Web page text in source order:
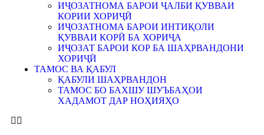
ИҶОЗАТНОМА БАРОИ ҶАЛБИ ҚУВВАИ
КОРИИ ХОРИҶӢ
ИҶОЗАТНОМА БАРОИ ИНТИҚОЛИ
ҚУВВАИ КОРӢ БА ХОРИҶА
ИҶОЗАТ БАРОИ КОР БА ШАҲРВАНДОНИ
ХОРИҶӢ
ТАМОС ВА ҚАБУЛ
ҚАБУЛИ ШАҲРВАНДОН
ТАМОС БО БАХШУ ШУЪБАҲОИ
ХАДАМОТ ДАР НОҲИЯҲО